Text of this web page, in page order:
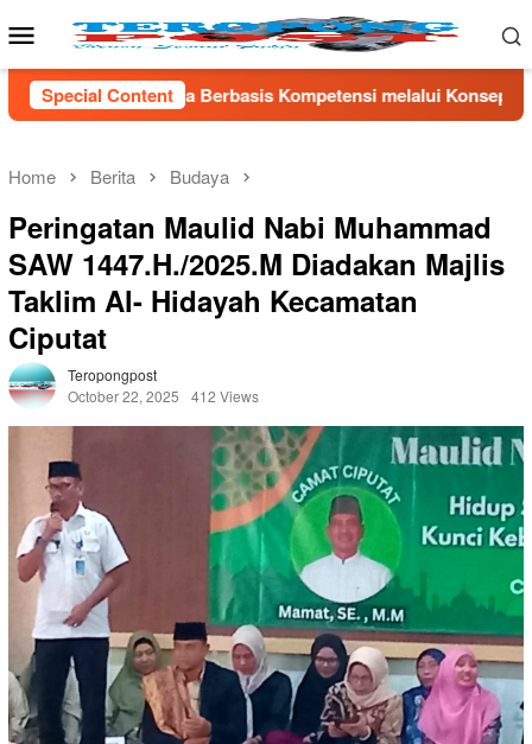
to
Mobile
Menu
Special Content
Kompetensi melalui Konsep Skills First Menko
Home Berita Budaya
Peringatan Maulid Nabi Muhammad
SAW 1447.H./2025.M Diadakan Majlis
Taklim Al- Hidayah Kecamatan
Ciputat
Teropongpost
October 22, 2025
412 Views